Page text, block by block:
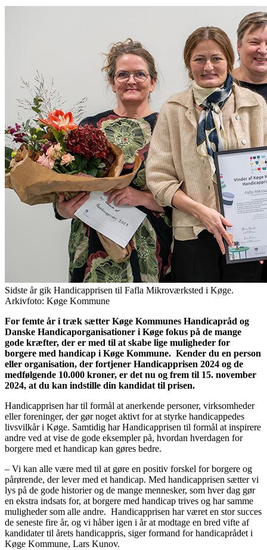
Sidste år gik Handicapprisen til Fafla Mikroværksted i Køge.
Arkivfoto: Køge Kommune
For femte år i træk sætter Køge Kommunes Handicapråd og
Danske Handicaporganisationer i Køge fokus på de mange
gode kræfter, der er med til at skabe lige muligheder for
borgere med handicap i Køge Kommune. Kender du en person
eller organisation, der fortjener Handicapprisen 2024 og de
medfølgende 10.000 kroner, er det nu og frem til 15. november
2024, at du kan indstille din kandidat til prisen.
Handicapprisen har til formål at anerkende personer, virksomheder
eller foreninger, der gør noget aktivt for at styrke handicappedes
livsvilkår i Køge. Samtidig har Handicapprisen til formål at inspirere
andre ved at vise de gode eksempler på, hvordan hverdagen for
borgere med et handicap kan gøres bedre.
– Vi kan alle være med til at gøre en positiv forskel for borgere og
pårørende, der lever med et handicap. Med handicapprisen sætter vi
lys på de gode historier og de mange mennesker, som hver dag gør
en ekstra indsats for, at borgere med handicap trives og har samme
muligheder som alle andre. Handicapprisen har været en stor succes
de seneste fire år, og vi håber igen i år at modtage en bred vifte af
kandidater til årets handicappris, siger formand for handicaprådet i
Køge Kommune, Lars Kunov.